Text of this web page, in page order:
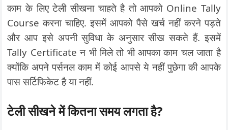
काम के लिए टेली सीखना चाहते है तो आपको Online Tally
Course करना चाहिए. इसमें आपको पैसे खर्च नहीं करने पड़ते
और आप इसे अपनी सुविधा के अनुसार सीख सकते हैं. इसमें
Tally Certificate न भी मिले तो भी आपका काम चल जाता है
क्योंकि अपने पर्सनल काम में कोई आपसे ये नहीं पुछेगा की आपके
पास सर्टिफिकेट है या नहीं.
टेली सीखने में कितना समय लगता है?